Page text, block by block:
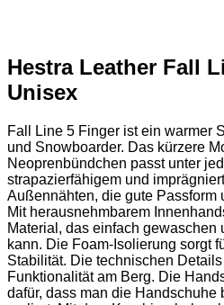
Hestra Leather Fall
Unisex
Fall Line 5 Finger ist ein warmer
und Snowboarder. Das kürzere
Neoprenbündchen passt unter
strapazierfähigem und
Außennähten, die gute Passform
Mit herausnehmbarem
Material, das einfach gewaschen
kann. Die Foam-Isolierung sorgt
Stabilität. Die technischen
Funktionalität am Berg. Die
dafür, dass man die Handschuhe